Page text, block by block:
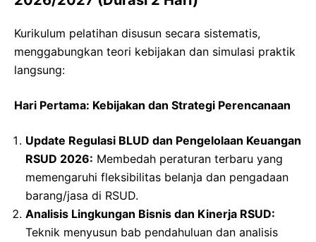
Kurikulum pelatihan disusun secara sistematis,
menggabungkan teori kebijakan dan simulasi praktik
langsung:
Hari Pertama: Kebijakan dan Strategi Perencanaan
Update Regulasi BLUD dan Pengelolaan Keuangan
RSUD 2026: Membedah peraturan terbaru yang
memengaruhi fleksibilitas belanja dan pengadaan
barang/jasa di RSUD.
Analisis Lingkungan Bisnis dan Kinerja RSUD:
Teknik menyusun bab pendahuluan dan analisis